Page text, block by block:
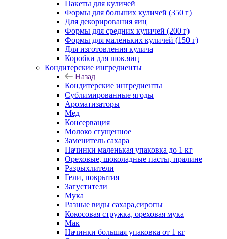
Пакеты для куличей
Формы для больших куличей (350 г)
Для декорирования яиц
Формы для средних куличей (200 г)
Формы для маленьких куличей (150 г)
Для изготовления кулича
Коробки для шок.яиц
Кондитерские ингредиенты
Назад
Кондитерские ингредиенты
Сублимированные ягоды
Ароматизаторы
Мед
Консервация
Молоко сгущенное
Заменитель сахара
Начинки маленькая упаковка до 1 кг
Ореховые, шоколадные пасты, пралине
Разрыхлители
Гели, покрытия
Загустители
Мука
Разные виды сахара,сиропы
Кокосовая стружка, ореховая мука
Мак
Начинки большая упаковка от 1 кг